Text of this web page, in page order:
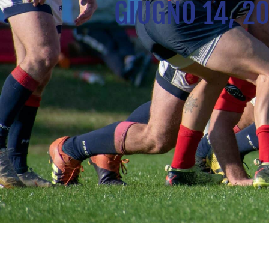
GIUGNO 14,